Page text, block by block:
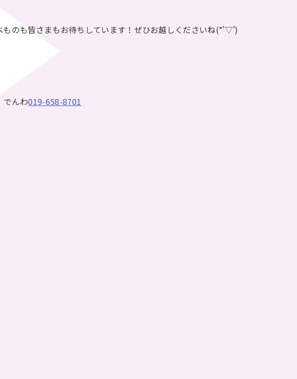
のも皆さまもお待ちしています！ぜひお越しくださいね(*’▽’)
んわ019-658-8701